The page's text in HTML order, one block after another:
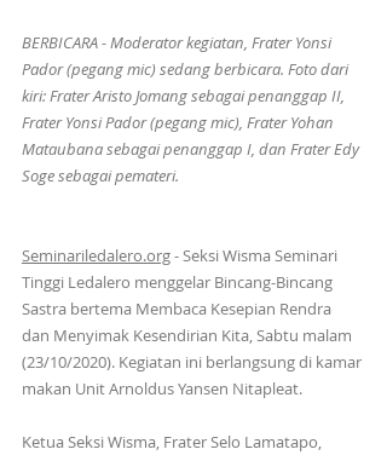
BERBICARA - Moderator kegiatan, Frater Yonsi
Pador (pegang mic) sedang berbicara. Foto dari
kiri: Frater Aristo Jomang sebagai penanggap II,
Frater Yonsi Pador (pegang mic), Frater Yohan
Mataubana sebagai penanggap I, dan Frater Edy
Soge sebagai pemateri.
Seminariledalero.org - Seksi Wisma Seminari
Tinggi Ledalero menggelar Bincang-Bincang
Sastra bertema Membaca Kesepian Rendra
dan Menyimak Kesendirian Kita, Sabtu malam
(23/10/2020). Kegiatan ini berlangsung di kamar
makan Unit Arnoldus Yansen Nitapleat.
Ketua Seksi Wisma, Frater Selo Lamatapo,